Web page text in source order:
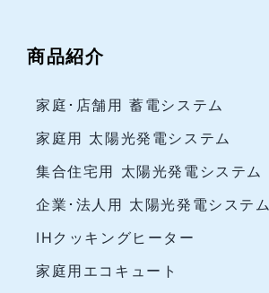
商品紹介
家庭･店舗用 蓄電システム
家庭用 太陽光発電システム
集合住宅用 太陽光発電システム
企業･法人用 太陽光発電システム
IHクッキングヒーター
家庭用エコキュート